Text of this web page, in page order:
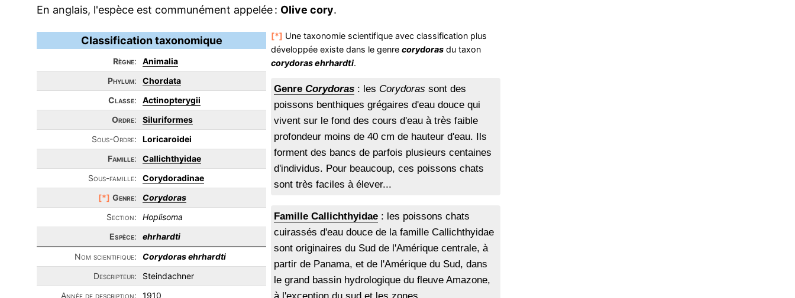
En anglais, l'espèce est communément appelée : Olive cory.
Classification taxonomique
Règne:
Animalia
Phylum:
Chordata
Classe:
Actinopterygii
Ordre:
Siluriformes
Sous-Ordre:
Loricaroidei
Famille:
Callichthyidae
Sous-famille:
Corydoradinae
[*] Genre:
Corydoras
Section:
Hoplisoma
Espèce:
ehrhardti
Nom scientifique:
Corydoras ehrhardti
Descripteur:
Steindachner
Année de description:
1910
[*] Une taxonomie scientifique avec classification plus
développée existe dans le genrecorydoras du taxon
corydoras ehrhardti.
GenreCorydoras : les Corydoras sont des
poissons benthiques grégaires d'eau douce qui
vivent sur le fond des cours d'eau à très faible
profondeur moins de 40 cm de hauteur d'eau. Ils
forment des bancs de parfois plusieurs centaines
d'individus. Pour beaucoup, ces poissons chats
sont très faciles à élever...
Famille Callichthyidae : les poissons chats
cuirassés d'eau douce de la famille Callichthyidae
sont originaires du Sud de l'Amérique centrale, à
partir de Panama, et de l'Amérique du Sud, dans
le grand bassin hydrologique du fleuve Amazone,